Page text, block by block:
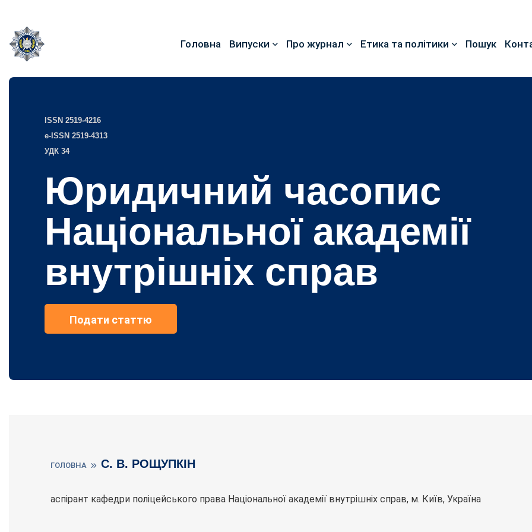
Головна Випуски Про журнал Етика та політики Пошук
ISSN 2519-4216
e-ISSN 2519-4313
УДК 34
Юридичний часопис
Національної академії
внутрішніх справ
Подати статтю
ГОЛОВНА С. В. РОЩУПКІН
аспірант кафедри поліцейського права Національної академії внутрішніх справ, м. Київ, Україна